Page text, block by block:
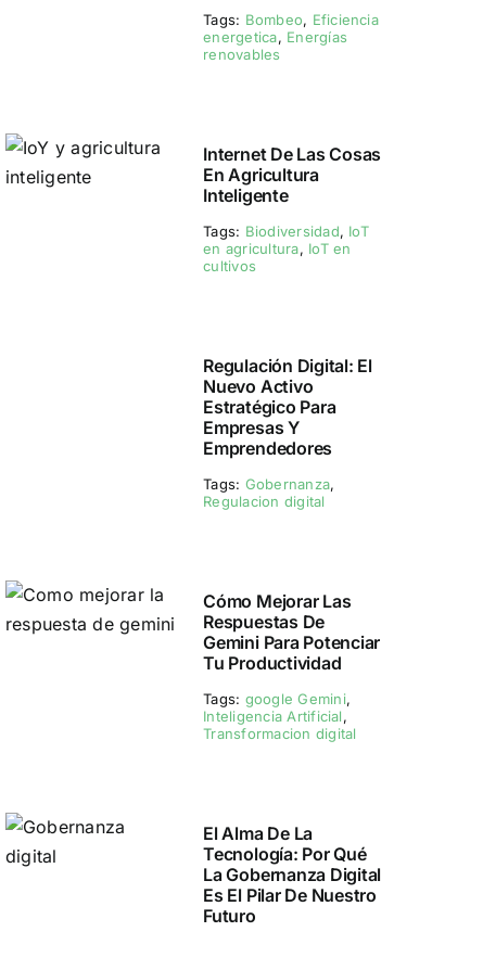
Tags: Bombeo, Eficiencia
energetica, Energías
renovables
Internet De Las Cosas
En Agricultura
Inteligente
Tags: Biodiversidad, IoT
en agricultura, IoT en
cultivos
Regulación Digital: El
Nuevo Activo
Estratégico Para
Empresas Y
Emprendedores
Tags: Gobernanza,
Regulacion digital
Cómo Mejorar Las
Respuestas De
Gemini Para Potenciar
Tu Productividad
Tags: google Gemini,
Inteligencia Artificial,
Transformacion digital
El Alma De La
Tecnología: Por Qué
La Gobernanza Digital
Es El Pilar De Nuestro
Futuro